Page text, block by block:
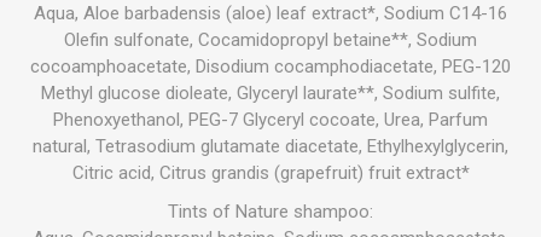
Aqua, Aloe barbadensis (aloe) leaf extract*, Sodium C14-16
Olefin sulfonate, Cocamidopropyl betaine**, Sodium
cocoamphoacetate, Disodium cocamphodiacetate, PEG-120
Methyl glucose dioleate, Glyceryl laurate**, Sodium sulfite,
Phenoxyethanol, PEG-7 Glyceryl cocoate, Urea, Parfum
natural, Tetrasodium glutamate diacetate, Ethylhexylglycerin,
Citric acid, Citrus grandis (grapefruit) fruit extract*
Tints of Nature shampoo: